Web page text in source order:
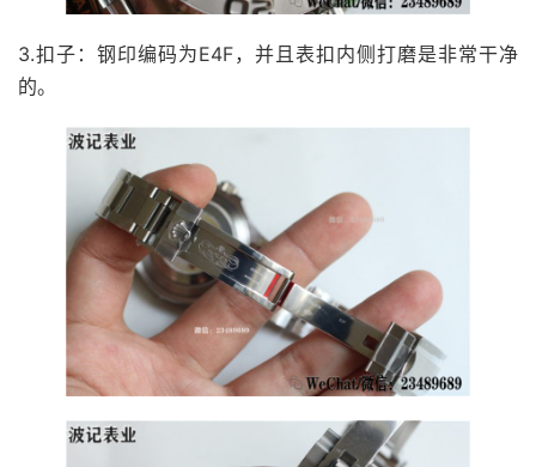
3.扣子：钢印编码为E4F，并且表扣内侧打磨是非常干净
的。